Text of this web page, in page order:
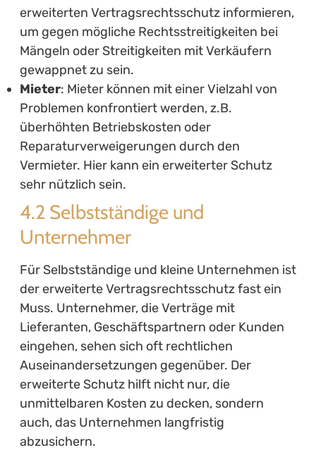
erweiterten Vertragsrechtsschutz informieren,
um gegen mögliche Rechtsstreitigkeiten bei
Mängeln oder Streitigkeiten mit Verkäufern
gewappnet zu sein.
Mieter: Mieter können mit einer Vielzahl von
Problemen konfrontiert werden, z.B.
überhöhten Betriebskosten oder
Reparaturverweigerungen durch den
Vermieter. Hier kann ein erweiterter Schutz
sehr nützlich sein.
4.2 Selbstständige und
Unternehmer
Für Selbstständige und kleine Unternehmen ist
der erweiterte Vertragsrechtsschutz fast ein
Muss. Unternehmer, die Verträge mit
Lieferanten, Geschäftspartnern oder Kunden
eingehen, sehen sich oft rechtlichen
Auseinandersetzungen gegenüber. Der
erweiterte Schutz hilft nicht nur, die
unmittelbaren Kosten zu decken, sondern
auch, das Unternehmen langfristig
abzusichern.